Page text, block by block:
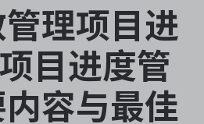
理项目进
目进度管
容与最佳